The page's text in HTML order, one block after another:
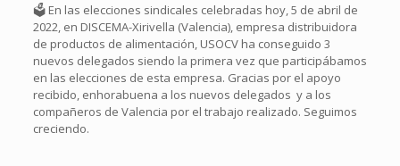
🗳️ En las elecciones sindicales celebradas hoy, 5 de abril de
2022, en DISCEMA-Xirivella (Valencia), empresa distribuidora
de productos de alimentación, USOCV ha conseguido 3
nuevos delegados siendo la primera vez que participábamos
en las elecciones de esta empresa. Gracias por el apoyo
recibido, enhorabuena a los nuevos delegados y a los
compañeros de Valencia por el trabajo realizado. Seguimos
creciendo.